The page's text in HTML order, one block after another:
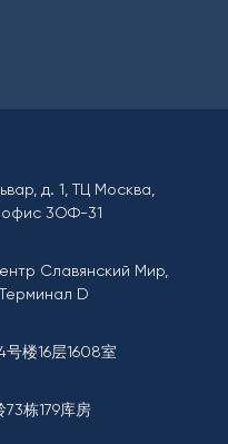
д. 1, ТЦ Москва,
офис 3ОФ-31
Славянский Мир,
D
楼16层1608室
栋179库房